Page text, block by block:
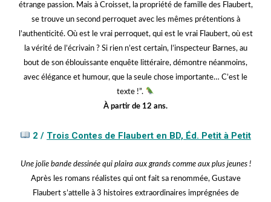
étrange passion. Mais à Croisset, la propriété de famille des Flaubert,
se trouve un second perroquet avec les mêmes prétentions à
l’authenticité. Où est le vrai perroquet, qui est le vrai Flaubert, où est
la vérité de l’écrivain ? Si rien n’est certain, l’inspecteur Barnes, au
bout de son éblouissante enquête littéraire, démontre néanmoins,
avec élégance et humour, que la seule chose importante… C’est le
texte !”.
À partir de 12 ans.
2 / Trois Contes de Flaubert en BD, Éd. Petit à Petit
Une jolie bande dessinée qui plaira aux grands comme aux plus jeunes !
Après les romans réalistes qui ont fait sa renommée, Gustave
Flaubert s’attelle à 3 histoires extraordinaires imprégnées de